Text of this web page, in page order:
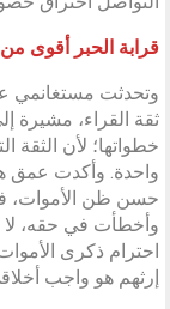
قرابة الحبر أقوى من
وتحدثت مستغانمي
ثقة القراء، مشيرة
خطواتها؛ لأن
واحدة. وأكدت عمق
حسن ظن الأموات،
وأخطأت في حقه،
احترام ذكرى
إرثهم هو واجب